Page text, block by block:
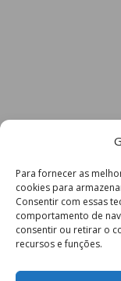
Para fornecer as
cookies para
Consentir com essas
comportamento de
consentir ou retirar o
recursos e funções.